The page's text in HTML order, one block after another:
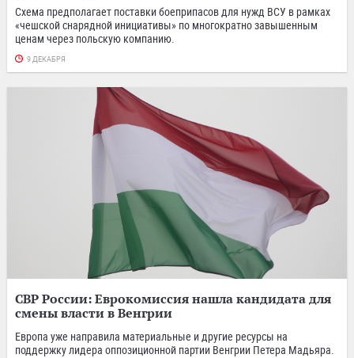
Схема предполагает поставки боеприпасов для нужд ВСУ в рамках
«чешской снарядной инициативы» по многократно завышенным
ценам через польскую компанию.
9 ДЕКАБРЯ
СВР России: Еврокомиссия нашла кандидата для
смены власти в Венгрии
Европа уже направила материальные и другие ресурсы на
поддержку лидера оппозиционной партии Венгрии Петера Мадьяра.